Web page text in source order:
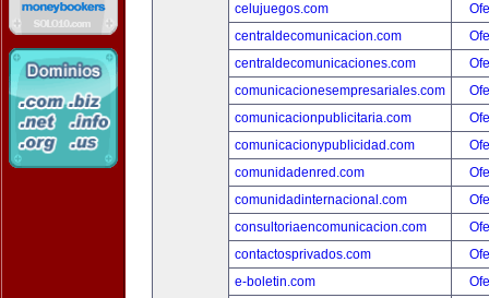
celujuegos.com
centraldecomunicacion.com
centraldecomunicaciones.com
comunicacionesempresariales.com
comunicacionpublicitaria.com
comunicacionypublicidad.com
comunidadenred.com
comunidadinternacional.com
consultoriaencomunicacion.com
contactosprivados.com
e-boletin.com